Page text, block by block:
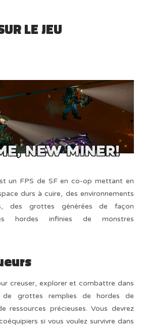
LE JEU
un FPS de SF en co-op mettant en
durs à cuire, des environnements
des grottes générées de façon
hordes infinies de monstres
creuser, explorer et combattre dans
de grottes remplies de hordes de
ressources précieuses. Vous devrez
si vous voulez survivre dans